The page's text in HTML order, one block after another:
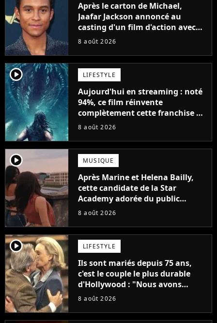
Après le carton de Michael,
Jaafar Jackson annoncé au
casting d'un film d'action avec
Will Smith
8 août 2026
player2 LIFESTYLE
Aujourd'hui en streaming : noté
94%, ce film réinvente
complètement cette franchise de
science-fiction vieille de 40 ans
8 août 2026
player2 MUSIQUE
Après Marine et Helena Bailly,
cette candidate de la Star
Academy adorée du public
annonce son premier album,
8 août 2026
player2 LIFESTYLE
Ils sont mariés depuis 75 ans,
c'est le couple le plus durable
d'Hollywood : "Nous avons
avancé jour après jour, et les
décennies"
8 août 2026